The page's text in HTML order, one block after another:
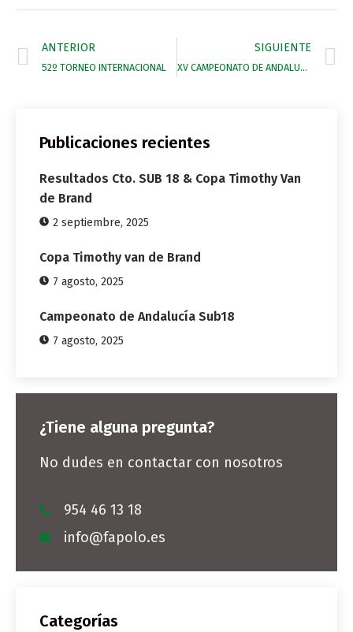
ANTERIOR
52º TORNEO INTERNACIONAL
SIGUIENTE
XV CAMPEONATO DE ANDALUCIA SUB18
Publicaciones recientes
Resultados Cto. SUB 18 & Copa Timothy Van
de Brand
2 septiembre, 2025
Copa Timothy van de Brand
7 agosto, 2025
Campeonato de Andalucía Sub18
7 agosto, 2025
¿Tiene alguna pregunta?
No dudes en contactar con nosotros
954 46 13 18
info@fapolo.es
Categorías